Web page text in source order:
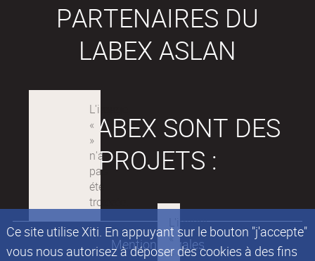
Ce site utilise Xiti. En appuyant sur le bouton "j'accepte"
vous nous autorisez à déposer des cookies à des fins
PARTENAIRES DU
LABEX ASLAN
LES LABEX SONT DES
PROJETS :
Mentions légales